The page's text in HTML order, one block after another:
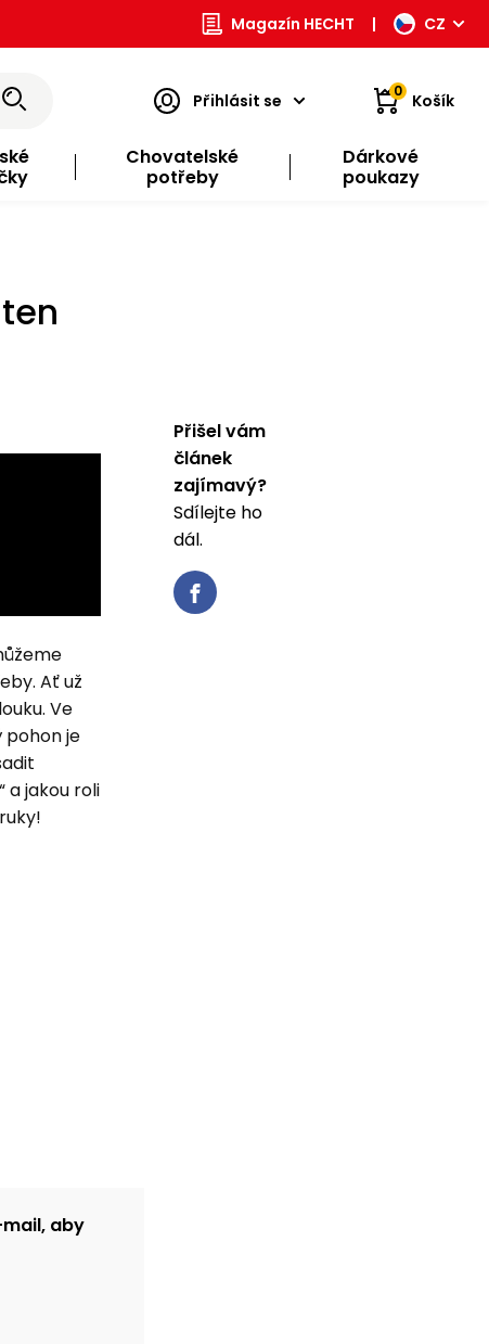
Magazín HECHT | CZ
Přihlásit se 0 Košík
Chovatelské
potřeby
Dárkové
poukazy
Ať už
Ve
pohon je
a jakou roli
aby
Přišel vám
článek
zajímavý?
Sdílejte ho
dál.